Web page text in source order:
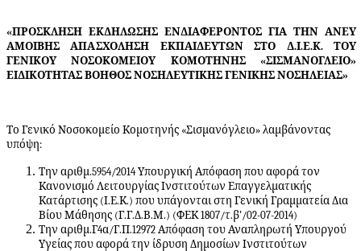
«ΠΡΟΣΚΛΗΣΗ ΕΚΔΗΛΩΣΗΣ ΕΝΔΙΑΦΕΡΟΝΤΟΣ ΓΙΑ ΤΗΝ ΑΝΕΥ
ΑΜΟΙΒΗΣ ΑΠΑΣΧΟΛΗΣΗ ΕΚΠΑΙΔΕΥΤΩΝ ΣΤΟ Δ.Ι.Ε.Κ. ΤΟΥ
ΓΕΝΙΚΟΥ ΝΟΣΟΚΟΜΕΙΟΥ ΚΟΜΟΤΗΝΗΣ «ΣΙΣΜΑΝΟΓΛΕΙΟ»
ΕΙΔΙΚΟΤΗΤΑΣ ΒΟΗΘΟΣ ΝΟΣΗΛΕΥΤΙΚΗΣ ΓΕΝΙΚΗΣ ΝΟΣΗΛΕΙΑΣ»
Το Γενικό Νοσοκομείο Κομοτηνής «Σισμανόγλειο» λαμβάνοντας
υπόψη:
Την αριθμ.5954/2014 Υπουργική Απόφαση που αφορά τον
Κανονισμό Λειτουργίας Ινστιτούτων Επαγγελματικής
Κατάρτισης (Ι.Ε.Κ.) που υπάγονται στη Γενική Γραμματεία Δια
Βίου Μάθησης (Γ.Γ.Δ.Β.Μ.) (ΦΕΚ 1807/τ.β’/02-07-2014)
Την αριθμ.Γ4α/Γ.Π.12972 Απόφαση του Αναπληρωτή Υπουργού
Υγείας που αφορά την ίδρυση Δημοσίων Ινστιτούτων